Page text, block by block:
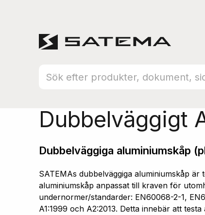
Hem Produktsortiment Aluminiumskåp
Dubbelväggigt
Dubbelväggiga aluminiumskåp
SATEMAs dubbelväggiga aluminiumskåp
aluminiumskåp anpassat till kraven för
undernormer/standarder: EN60068-2-1,
A1:1999 och A2:2013. Detta innebär att